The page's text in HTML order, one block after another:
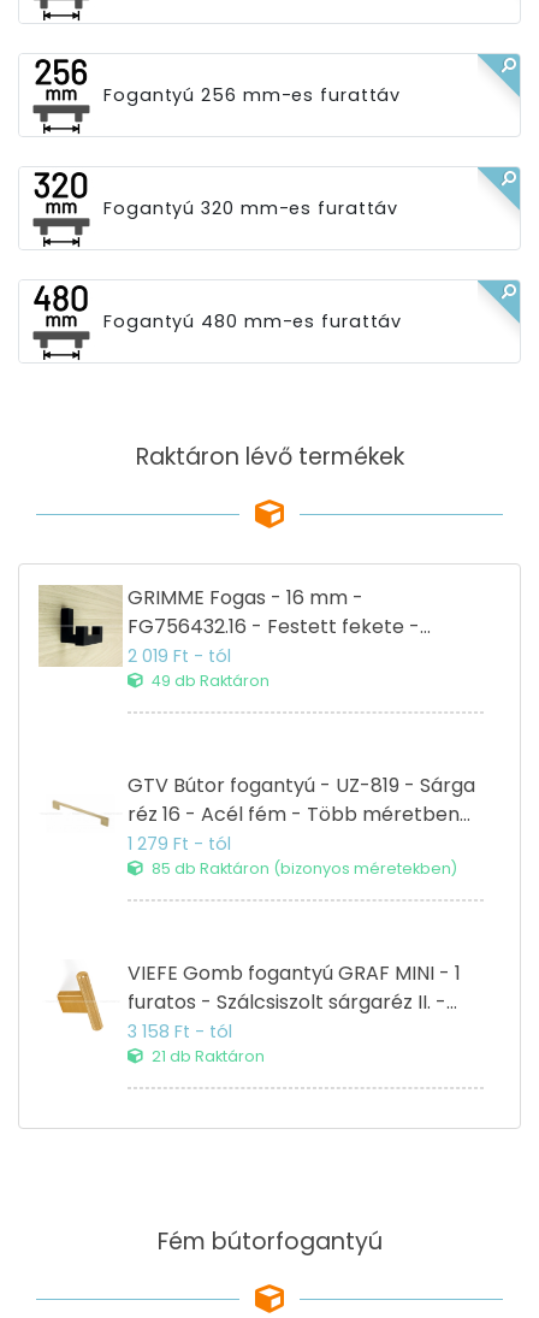
Fogantyú 256 mm-es furattáv
Fogantyú 320 mm-es furattáv
Fogantyú 480 mm-es furattáv
Raktáron lévő termékek
GRIMME Fogas - 16 mm -
FG756432.16 - Festett fekete -
Zamak fém ötvözet - Dupla akasztós
fogas
2 019 Ft - tól
49 db Raktáron
GTV Bútor fogantyú - UZ-819 - Sárga
réz 16 - Acél fém - Több méretben
gyártott színes fém bútorfogantyú
1 279 Ft - tól
85 db Raktáron (bizonyos méretekben)
VIEFE Gomb fogantyú GRAF MINI - 1
furatos - Szálcsiszolt sárgaréz II. -
Alumínium - Színes fém
gombfogantyú, bútorgomb
3 158 Ft - tól
21 db Raktáron
Fém bútorfogantyú